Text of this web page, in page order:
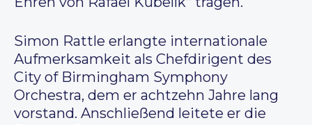
Simon Rattle erlangte internationale
Aufmerksamkeit als Chefdirigent des
City of Birmingham Symphony
Orchestra, dem er achtzehn Jahre lang
vorstand. Anschließend leitete er die